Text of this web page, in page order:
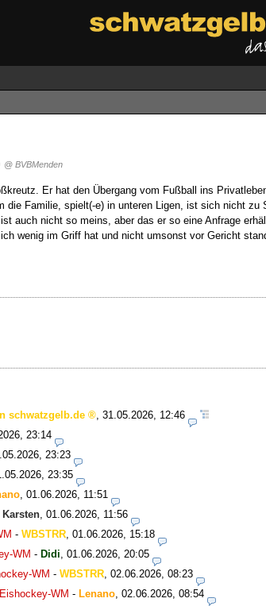
@ BVBMenden
Er hat den Übergang vom Fußball ins
die Familie, spielt(-e) in unteren Ligen, ist sich nicht
auch nicht so meins, aber das er so eine Anfrage
wenig im Griff hat und nicht umsonst vor Gericht
schwatzgelb.de
31.05.2026, 12:46
23:14
23:23
23:35
01.06.2026, 11:51
Karsten 01.06.2026, 11:56
- WBSTRR 01.06.2026, 15:18
WM - Didi 01.06.2026, 20:05
WM - WBSTRR 02.06.2026, 08:23
WM - Lenano 02.06.2026, 08:54